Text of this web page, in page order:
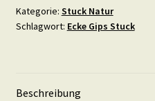
14
cm
Kategorie: Stuck Natur
Schlagwort: Ecke Gips Stuck
Beschreibung